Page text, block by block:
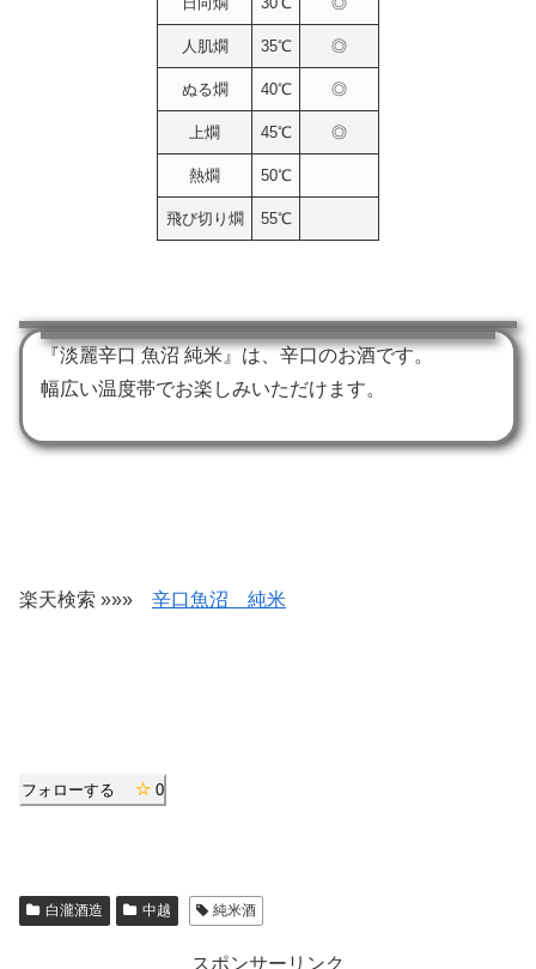
人肌燗 35℃ ◎
ぬる燗 40℃ ◎
上燗 45℃ ◎
熱燗 50℃
飛び切り燗 55℃
『淡麗辛口 魚沼 純米』は、辛口のお酒です。
幅広い温度帯でお楽しみいただけます。
楽天検索 »»» 辛口魚沼 純米
フォローする 0
白瀧酒造 中越 純米酒
スポンサーリンク